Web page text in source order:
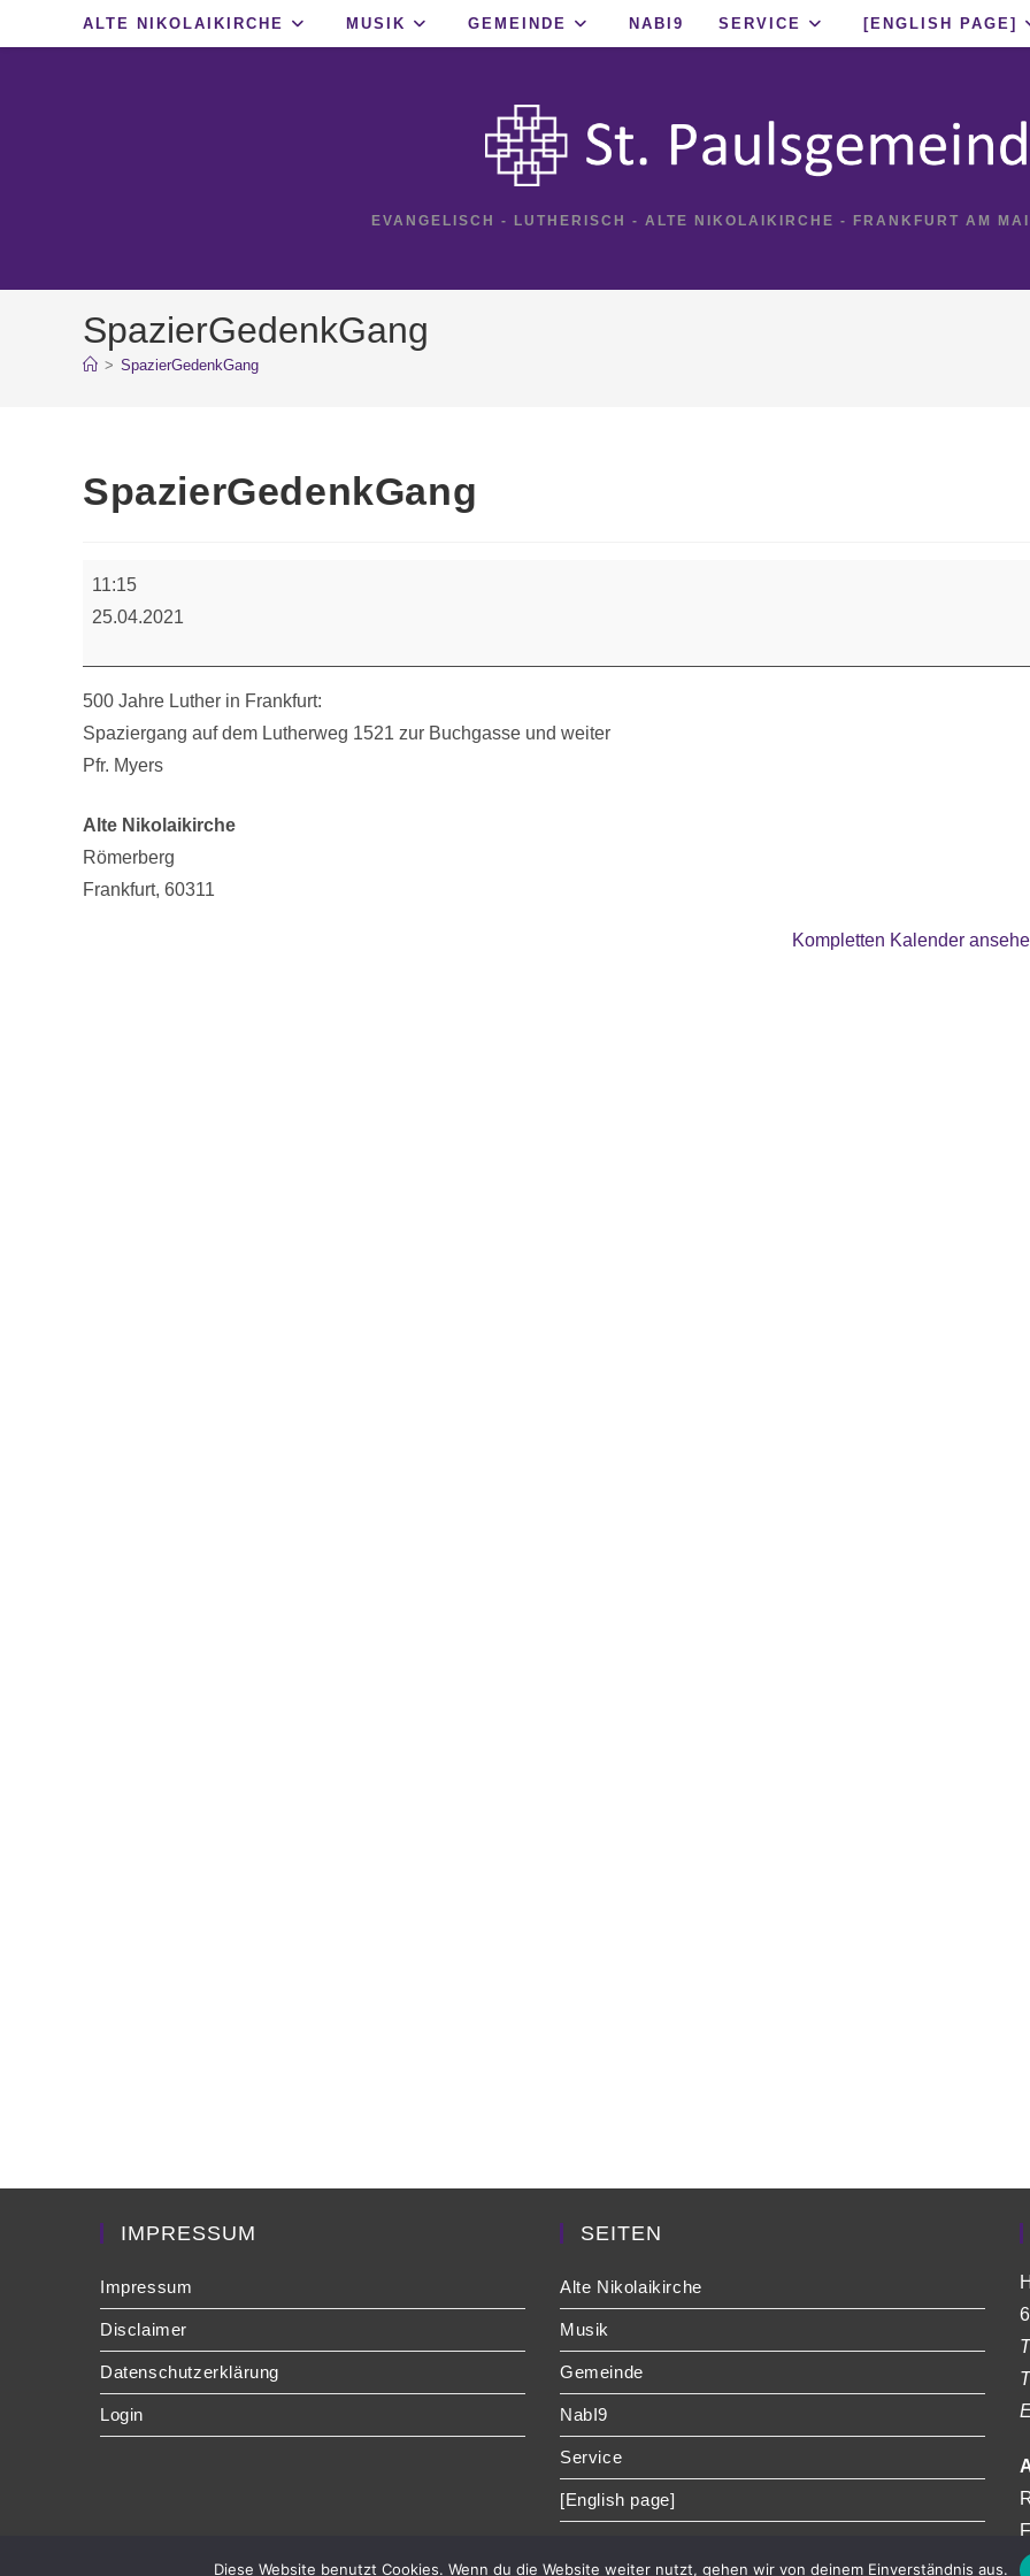
ALTE NIKOLAIKIRCHE MUSIK GEMEINDE NABI9 SERVICE [ENGLISH PAGE]
EVANGELISCH - LUTHERISCH - ALTE NIKOLAIKIRCHE - FRANKFURT AM
SpazierGedenkGang
> SpazierGedenkGang
SpazierGedenkGang
SpazierGedenkGang
11:15
25.04.2021
500 Jahre Luther in Frankfurt:
Spaziergang auf dem Lutherweg 1521 zur Buchgasse und weiter
Pfr. Myers
Alte Nikolaikirche
Römerberg
Frankfurt, 60311
Kompletten Kalender
IMPRESSUM
Impressum
Disclaimer
Datenschutzerklärung
Login
SEITEN
Alte Nikolaikirche
Musik
Gemeinde
NabI9
Service
[English page]
Diese Website benutzt Cookies. Wenn du die Website weiter nutzt, gehen wir von deinem Einverständnis aus.